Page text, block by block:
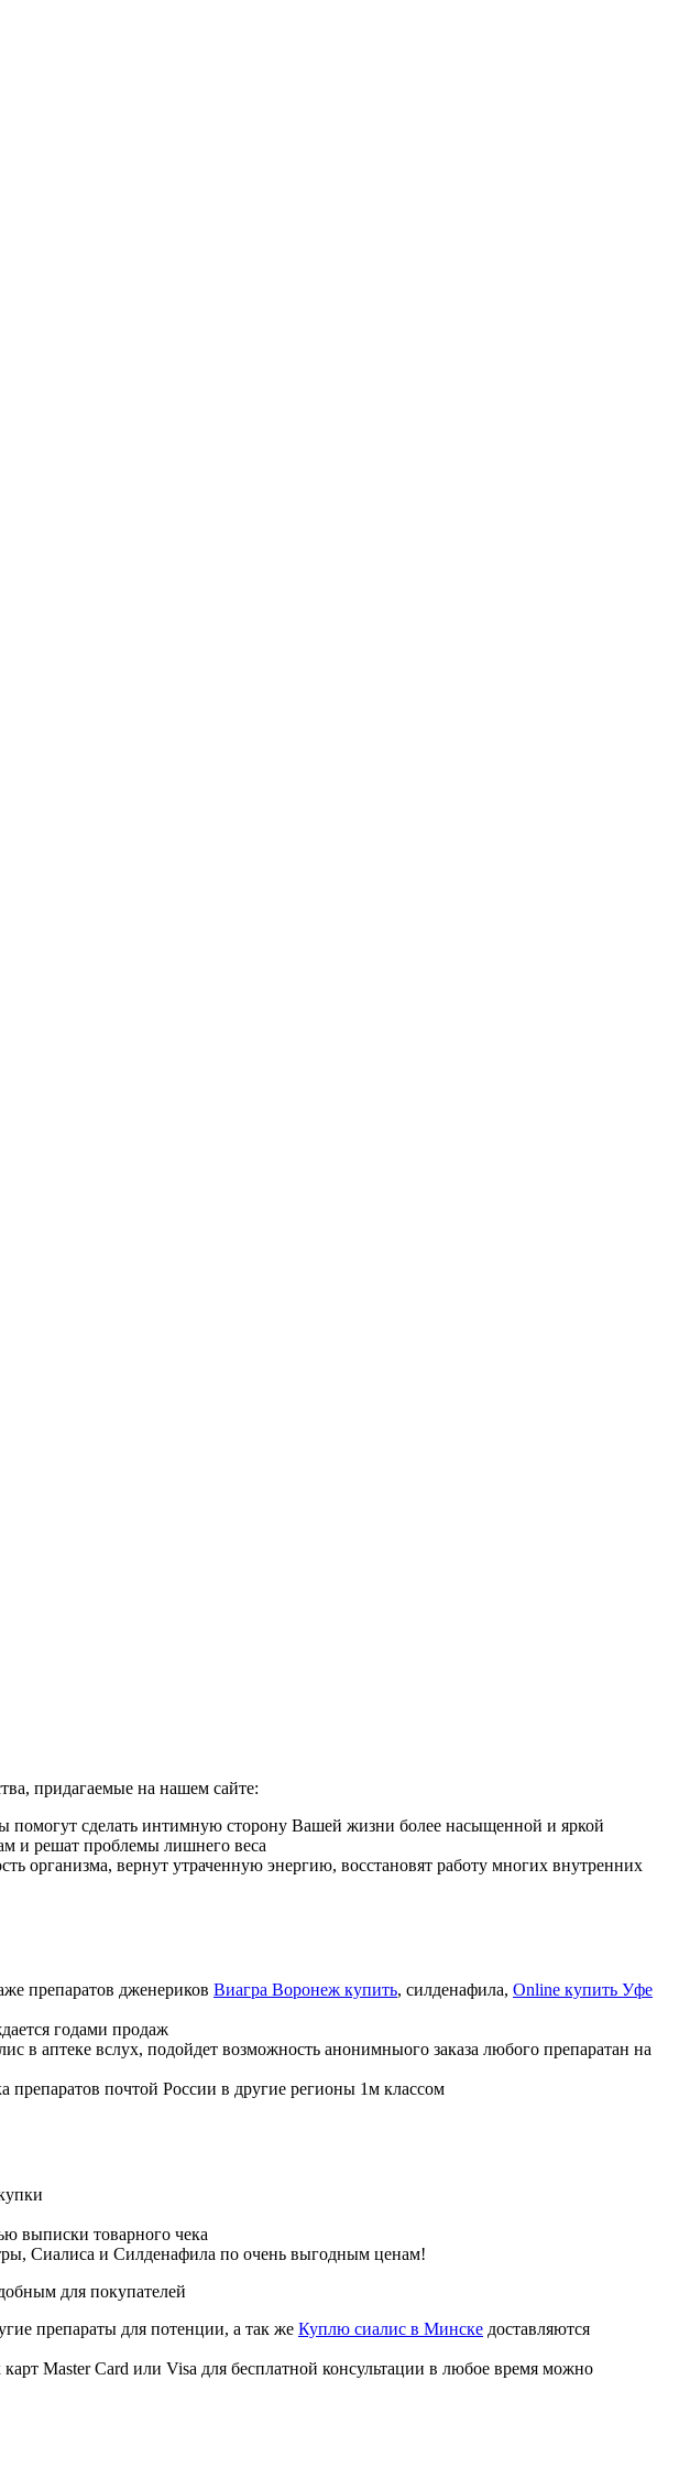
придагаемые на нашем сайте:
помогут сделать интимную сторону Вашей жизни более насыщенной и яркой
и решат проблемы лишнего веса
организма, вернут утраченную энергию, восстановят работу многих внутренних
препаратов дженериков Виагра Воронеж купить, силденафила, Online купить Уфе
годами продаж
в аптеке вслух, подойдет возможность анонимныого заказа любого препаратан на
препаратов почтой России в другие регионы 1м классом
выписки товарного чека
Сиалиса и Силденафила по очень выгодным ценам!
для покупателей
препараты для потенции, а так же Куплю сиалис в Минске доставляются
Master Card или Visa для бесплатной консультации в любое время можно